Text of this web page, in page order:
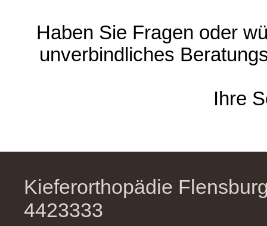
Haben Sie Fragen oder
unverbindliches
Ihre
Kieferorthopädie
4423333